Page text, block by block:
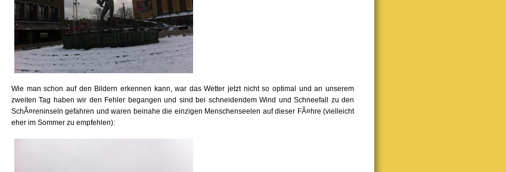
Wie man schon auf den Bildern erkennen kann, war das Wetter jetzt nicht so optimal und an unserem
zweiten Tag haben wir den Fehler begangen und sind bei schneidendem Wind und Schneefall zu den
SchÃ¤reninseln gefahren und waren beinahe die einzigen Menschenseelen auf dieser FÃ¤hre (vielleicht
eher im Sommer zu empfehlen):